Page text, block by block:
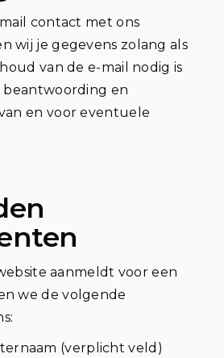
contact met ons
wij je gegevens zolang als
van de e-mail nodig is
en
en voor eventuele
aanmeldt voor een
we de volgende
(verplicht veld)